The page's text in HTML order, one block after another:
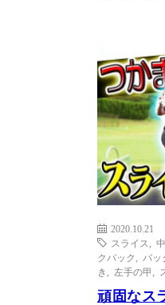
2020.10.21
スライス
クバック
バッ
き
左手の甲
頑固なス